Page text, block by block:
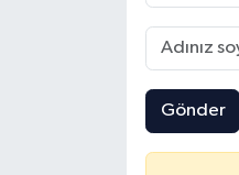
Gönder